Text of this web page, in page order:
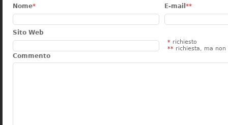
Nome* E-mail **
Sito Web
* richiesto
** richiesta, ma non
Commento